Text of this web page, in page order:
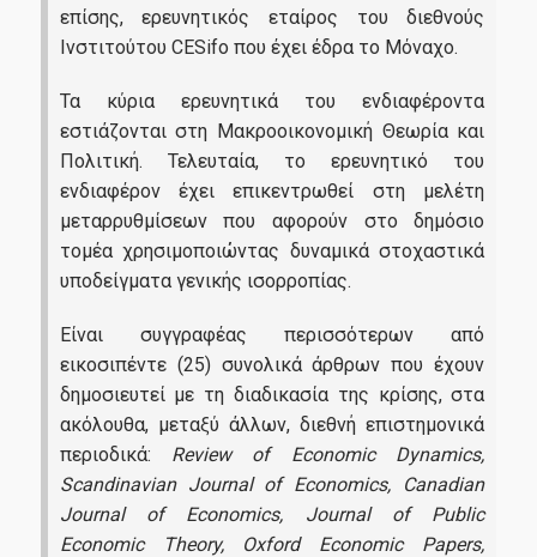
επίσης, ερευνητικός εταίρος του διεθνούς
Ινστιτούτου CESifo που έχει έδρα το Μόναχο.
Τα κύρια ερευνητικά του ενδιαφέροντα
εστιάζονται στη Μακροοικονομική Θεωρία και
Πολιτική. Τελευταία, το ερευνητικό του
ενδιαφέρον έχει επικεντρωθεί στη μελέτη
μεταρρυθμίσεων που αφορούν στο δημόσιο
τομέα χρησιμοποιώντας δυναμικά στοχαστικά
υποδείγματα γενικής ισορροπίας.
Είναι συγγραφέας περισσότερων από
εικοσιπέντε (25) συνολικά άρθρων που έχουν
δημοσιευτεί με τη διαδικασία της κρίσης, στα
ακόλουθα, μεταξύ άλλων, διεθνή επιστημονικά
περιοδικά: Review of Economic Dynamics,
Scandinavian Journal of Economics, Canadian
Journal of Economics, Journal of Public
Economic Theory, Oxford Economic Papers,